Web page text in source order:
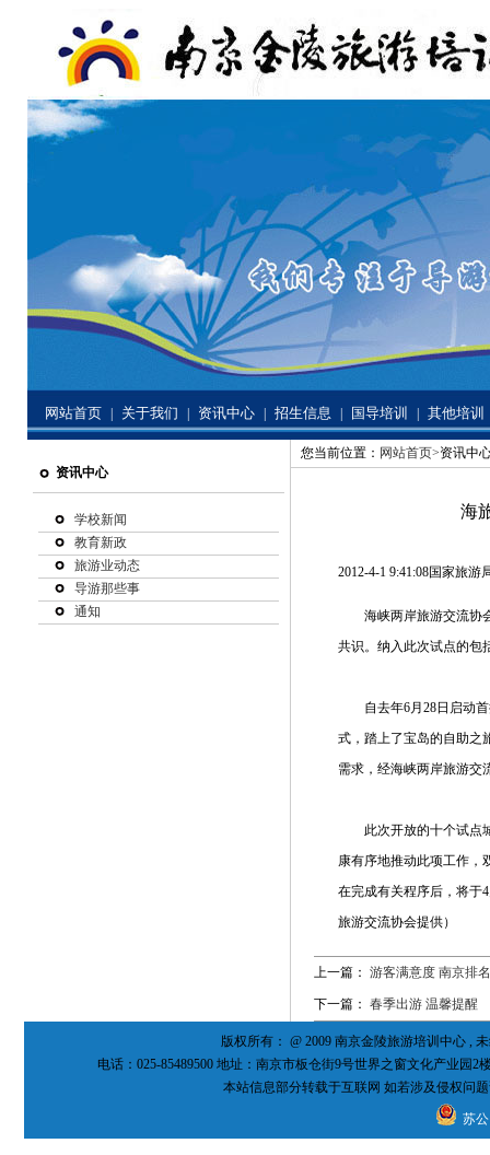
网站首页 关于我们 资讯中心 招生信息 国导培训 其他培训
资讯中心
学校新闻
教育新政
旅游业动态
导游那些事
通知
您当前位置： 网站首页>资讯中
海
2012-4-1 9:41:08国家旅游
海峡两岸旅游交流协会
共识。纳入此次试点的包
自去年6月28日启动首
式，踏上了宝岛的自助之
需求，经海峡两岸旅游交
此次开放的十个试点城
康有序地推动此项工作，
在完成有关程序后，将于
旅游交流协会提供）
上一篇： 游客满意度 南京排
下一篇： 春季出游 温馨提醒
版权所有： @ 2009 南京金陵旅游培训中心 ,
电话：025-85489500 地址：南京市板仓街9号世界之窗文化产业园2
本站信息部分转载于互联网 如若涉及侵权问
苏公